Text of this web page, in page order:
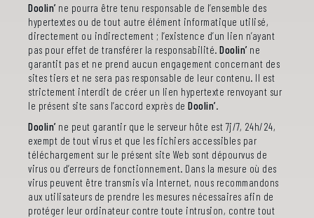
Doolin’ ne pourra être tenu responsable de l’ensemble des
hypertextes ou de tout autre élément informatique utilisé,
directement ou indirectement ; l’existence d’un lien n’ayant
pas pour effet de transférer la responsabilité. Doolin’ ne
garantit pas et ne prend aucun engagement concernant des
sites tiers et ne sera pas responsable de leur contenu. Il est
strictement interdit de créer un lien hypertexte renvoyant sur
le présent site sans l’accord exprès de Doolin’.
Doolin’ ne peut garantir que le serveur hôte est 7j/7, 24h/24,
exempt de tout virus et que les fichiers accessibles par
téléchargement sur le présent site Web sont dépourvus de
virus ou d’erreurs de fonctionnement. Dans la mesure où des
virus peuvent être transmis via Internet, nous recommandons
aux utilisateurs de prendre les mesures nécessaires afin de
protéger leur ordinateur contre toute intrusion, contre tout